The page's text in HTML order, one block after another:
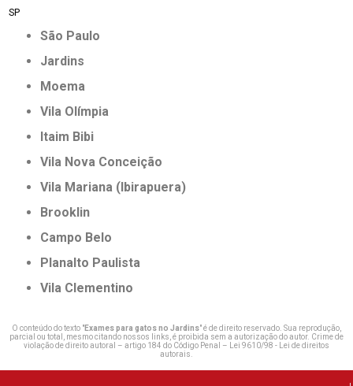
SP
São Paulo
Jardins
Moema
Vila Olímpia
Itaim Bibi
Vila Nova Conceição
Vila Mariana (Ibirapuera)
Brooklin
Campo Belo
Planalto Paulista
Vila Clementino
O conteúdo do texto "Exames para gatos no Jardins" é de direito reservado. Sua reprodução,
parcial ou total, mesmo citando nossos links, é proibida sem a autorização do autor. Crime de
violação de direito autoral – artigo 184 do Código Penal –
Lei 9610/98 - Lei de direitos
autorais